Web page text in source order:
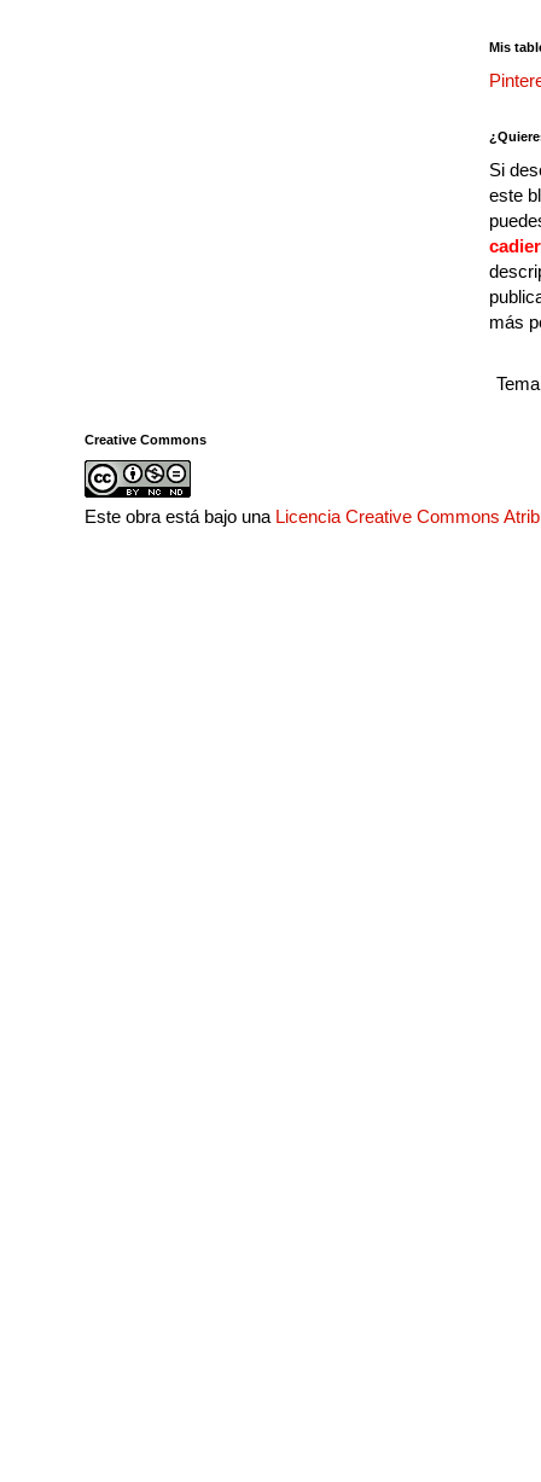
Mis
Si
este
más
Creative Commons
Este obra está bajo una Licencia Creative Commons